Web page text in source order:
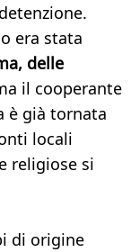
era stata
delle
il cooperante
è già tornata
locali
religiose si
di origine